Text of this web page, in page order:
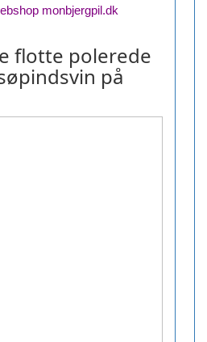
monbjergpil.dk
flotte polerede
på